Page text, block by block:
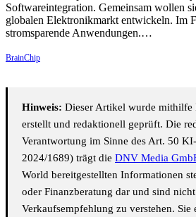
Softwareintegration. Gemeinsam wollen
globalen Elektronikmarkt entwickeln. Im
stromsparende Anwendungen.…
BrainChip
Hinweis: Dieser Artikel wurde
erstellt und redaktionell geprüft. Die
Verantwortung im Sinne des Art. 50
2024/1689) trägt die DNV Media
World bereitgestellten Informationen
oder Finanzberatung dar und sind
Verkaufsempfehlung zu verstehen. Sie